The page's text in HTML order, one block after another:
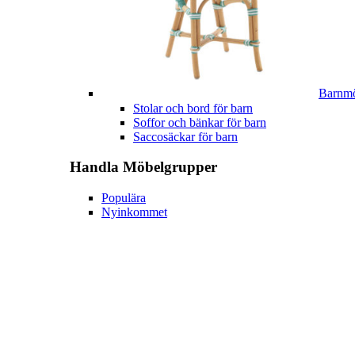
Stolar och bord för barn
Soffor och bänkar för barn
Saccosäckar för barn
Handla Möbelgrupper
Populära
Nyinkommet